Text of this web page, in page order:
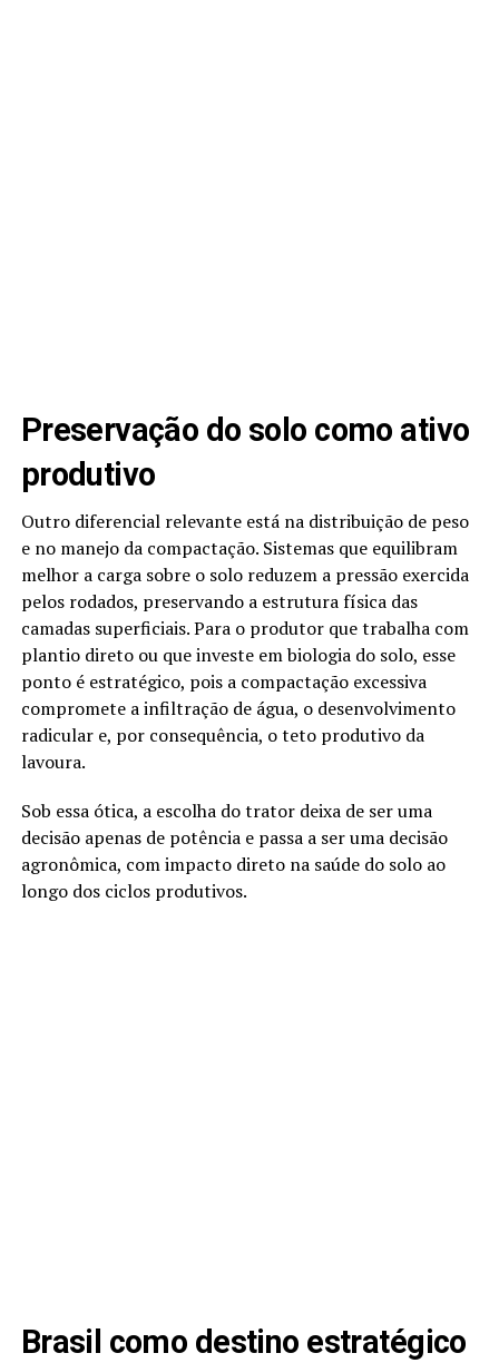
Preservação do solo como ativo
produtivo
Outro diferencial relevante está na distribuição de peso
e no manejo da compactação. Sistemas que equilibram
melhor a carga sobre o solo reduzem a pressão exercida
pelos rodados, preservando a estrutura física das
camadas superficiais. Para o produtor que trabalha com
plantio direto ou que investe em biologia do solo, esse
ponto é estratégico, pois a compactação excessiva
compromete a infiltração de água, o desenvolvimento
radicular e, por consequência, o teto produtivo da
lavoura.
Sob essa ótica, a escolha do trator deixa de ser uma
decisão apenas de potência e passa a ser uma decisão
agronômica, com impacto direto na saúde do solo ao
longo dos ciclos produtivos.
Brasil como destino estratégico